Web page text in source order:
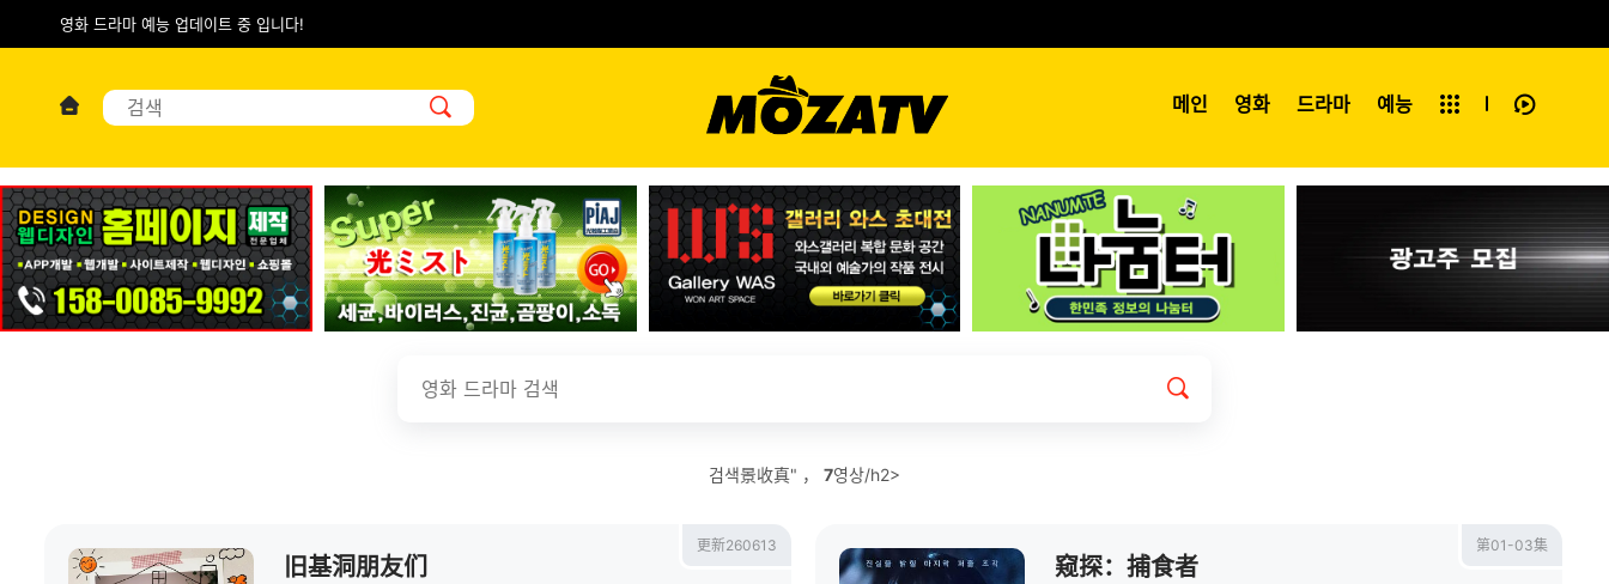
영화 드라마 예능 업데이트 중 입니다!
메인 영화 드라마 예능
전체보기
검색景收真" ， 7영상/h2>
更新260613
旧基洞朋友们
第01-03集
窥探：捕食者